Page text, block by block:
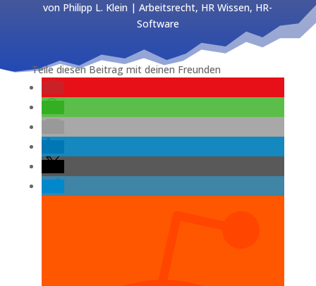
von Philipp L. Klein |Arbeitsrecht, HR Wissen, HR-
Software
Teile diesen Beitrag mit deinen Freunden